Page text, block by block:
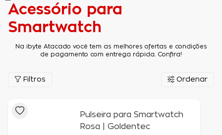
Acessório para
Smartwatch
Na ibyte Atacado você tem as melhores ofertas e condições
de pagamento com entrega rápida. Confira!
Filtros Ordenar
Pulseira para Smartwatch
Rosa | Goldentec